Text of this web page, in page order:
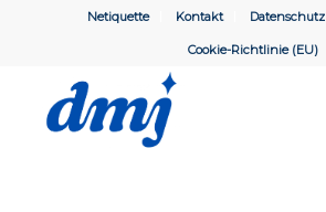
Netiquette Kontakt Datenschutz
Cookie-Richtlinie (EU)